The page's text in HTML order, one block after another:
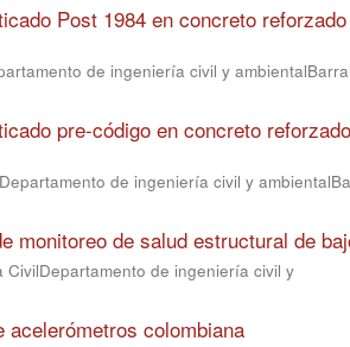
Post 1984 en concreto reforzado
de ingeniería civil y
pre-código en concreto reforzado
de ingeniería civil y
monitoreo de salud estructural de
de ingeniería civil y
colombiana